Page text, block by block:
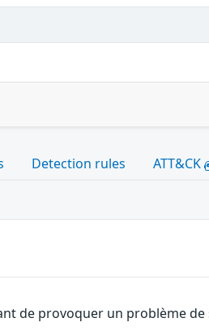
Detection rules ATT&CK
de provoquer un problème